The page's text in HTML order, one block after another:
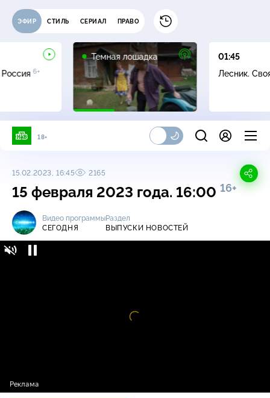
ЭФИР СТИЛЬ СЕРИАЛ ПРАВО
Россия6+
Темная лошадка
01:45
Лесник.
18+
15.02.2023, 16:45 2165
15 февраля 2023 года. 16:00 16+
Видео программы
СЕГОДНЯ
Раздел
ВЫПУСКИ НОВОСТЕЙ